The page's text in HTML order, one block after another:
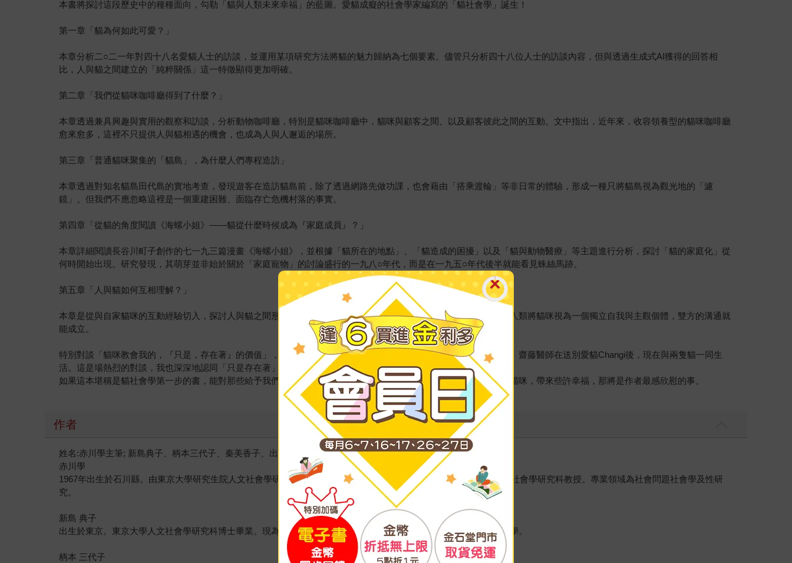
本書將探討這段歷史中的種種面向，勾勒「貓與人類未來幸福」的藍圖。愛貓成癡的社會學家編寫的「貓社會學」誕生！
第一章「貓為何如此可愛？」
本章分析二○二一年對四十八名愛貓人士的訪談，並運用某項研究方法將貓的魅力歸納為七個要素。儘管只分析四十八位人士的訪談內容，但與透過生成式AI獲得的回答相
比，人與貓之間建立的「純粹關係」這一特徵顯得更加明確。
第二章「我們從貓咪咖啡廳得到了什麼？」
本章透過兼具興趣與實用的觀察和訪談，分析動物咖啡廳，特別是貓咪咖啡廳中，貓咪與顧客之間、以及顧客彼此之間的互動。文中指出，近年來，收容領養型的貓咪咖啡廳
愈來愈多，這裡不只提供人與貓相遇的機會，也成為人與人邂逅的場所。
第三章「普通貓咪聚集的「貓島」，為什麼人們專程造訪」
本章透過對知名貓島田代島的實地考查，發現遊客在造訪貓島前，除了透過網路先做功課，也會藉由「搭乘渡輪」等非日常的體驗，形成一種只將貓島視為觀光地的「濾
鏡」。但我們不應忽略這裡是一個重建困難、面臨存亡危機村落的事實。
第四章「從貓的角度閱讀《海螺小姐》——貓從什麼時候成為『家庭成員』？」
本章詳細閱讀長谷川町子創作的七一九三篇漫畫《海螺小姐》，並根據「貓所在的地點」、「貓造成的困擾」以及「貓與動物醫療」等主題進行分析，探討「貓的家庭化」從
何時開始出現。研究發現，其萌芽並非始於關於「家庭寵物」的討論盛行的一九八○年代，而是在一九五○年代後半就能看見蛛絲馬跡。
第五章「人與貓如何互相理解？」
本章是從與自家貓咪的互動經驗切入，探討人與貓之間形成的「互動秩序」。其中提到與貓的溝通不需要言語，只要人類將貓咪視為一個獨立自我與主觀個體，雙方的溝通就
能成立。
特別對談「貓咪教會我的，『只是，存在著』的價值」，則是邀請長期關注繭居族的精神科醫師——齋藤環進行對談。齋藤醫師在送別愛貓Changi後，現在與兩隻貓一同生
活。這是場熱烈的對談，我也深深地認同「只是存在著」就有價值的貓，或許能成為社會的一股重要力量。
如果這本堪稱是貓社會學第一步的書，能對那些給予我們人類「純粹關係」——一種擺脫角色與利害關係束縛——的貓咪，帶來些許幸福，那將是作者最感欣慰的事。
作者
姓名:赤川學主筆; 新島典子、柄本三代子、秦美香子、出口剛司、齋藤環
赤川學
1967年出生於石川縣。由東京大學研究生院人文社會學研究科社會文化研究系博士畢業。現為東京大學研究生院人文社會學研究科教授。專業領域為社會問題社會學及性研
究。
新島 典子
出生於東京。東京大學人文社會學研究科博士畢業。現為山崎動物看護大學及研究所教授。專業為寵物社會學及死亡學。
柄本 三代子